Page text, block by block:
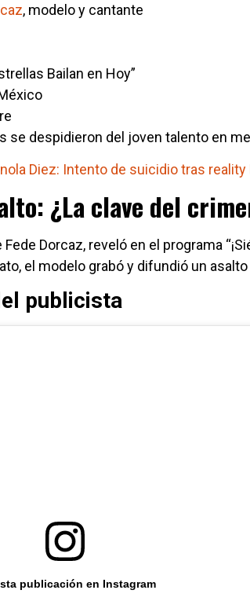
, modelo y cantante
Bailan en Hoy”
se despidieron del joven talento en
Diez: Intento de suicidio tras reality
¿La clave del
Dorcaz, reveló en el programa
el modelo grabó y difundió un
publicista
publicación en Instagram